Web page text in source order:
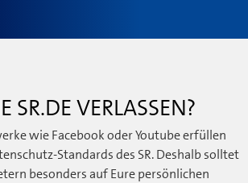
SR.DE VERLASSEN?
wie Facebook oder Youtube erfüllen
Standards des SR. Deshalb solltet
besonders auf Eure persönlichen